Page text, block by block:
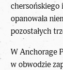
chersońskiego
opanowała
pozostałych
W Anchorage
w obwodzie